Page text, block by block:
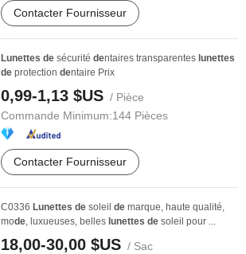
Contacter Fournisseur
Lunettes de sécurité dentaires transparentes lunettes
de protection dentaire Prix
0,99-1,13 $US / Pièce
Commande Minimum:144 Pièces
Contacter Fournisseur
C0336 Lunettes de soleil de marque, haute qualité,
mode, luxueuses, belles lunettes de soleil pour ...
18,00-30,00 $US / Sac